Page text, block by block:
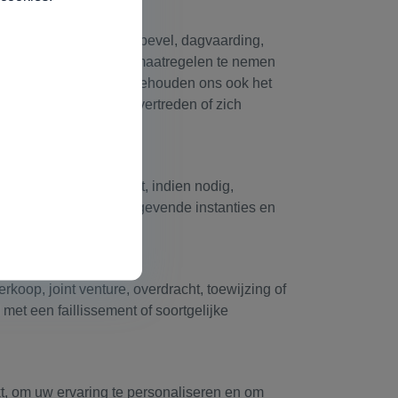
op een gerechtelijk bevel, dagvaarding,
en passende maatregelen te nemen
ontvangen. We behouden ons ook het
die onze regels overtreden of zich
zijn.
die u verstrekt, indien nodig,
regelgevende instanties en
joint venture, overdracht, toewijzing of
een faillissement of soortgelijke
om uw ervaring te personaliseren en om